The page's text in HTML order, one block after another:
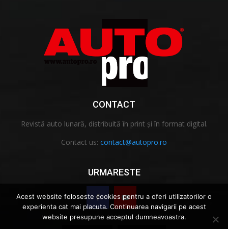
CONTACT
Revistă auto lunară, distribuită în print și în format digital.
Contact us: contact@autopro.ro
URMARESTE
Acest website foloseste cookies pentru a oferi utilizatorilor o
experienta cat mai placuta. Continuarea navigarii pe acest
website presupune acceptul dumneavoastra.